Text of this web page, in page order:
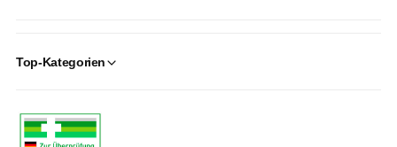
Top-Kategorien